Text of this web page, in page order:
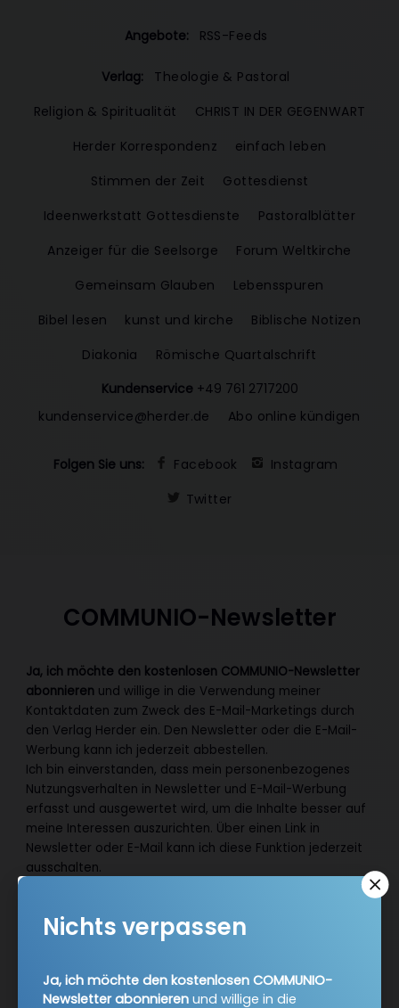
Angebote: RSS-Feeds
Verlag:
Theologie & Pastoral
Religion & Spiritualität
CHRIST IN DER GEGENWART
Herder Korrespondenz
einfach leben
Stimmen der Zeit
Gottesdienst
Ideenwerkstatt Gottesdienste
Pastoralblätter
Anzeiger für die Seelsorge
Forum Weltkirche
Gemeinsam Glauben
Lebensspuren
Bibel lesen
kunst und kirche
Biblische Notizen
Diakonia
Römische Quartalschrift
Kundenservice +49 761 2717200
kundenservice@herder.de
Abo online kündigen
Folgen Sie uns: Facebook
Instagram
Twitter
COMMUNIO-Newsletter
Ja, ich möchte den kostenlosen COMMUNIO-Newsletter
abonnieren und willige in die Verwendung meiner
Kontaktdaten zum Zweck des E-Mail-Marketings durch
den Verlag Herder ein. Den Newsletter oder die E-Mail-
Werbung kann ich jederzeit abbestellen.
Ich bin einverstanden, dass mein personenbezogenes
Nutzungsverhalten in Newsletter und E-Mail-Werbung
erfasst und ausgewertet wird, um die Inhalte besser auf
meine Interessen auszurichten. Über einen Link in
Newsletter oder E-Mail kann ich diese Funktion jederzeit
ausschalten.
Nichts verpassen
Ja, ich möchte den kostenlosen COMMUNIO-
Newsletter abonnieren und willige in die